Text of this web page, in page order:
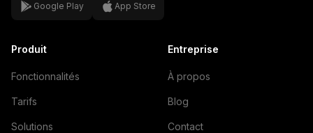
Google Play App Store
Produit
Fonctionnalités
Tarifs
Solutions
Entreprise
À propos
Blog
Contact